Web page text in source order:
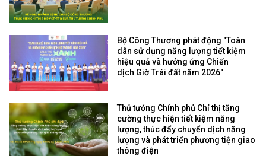
Bộ Công Thương phát động "Toàn
dân sử dụng năng lượng tiết kiệm
hiệu quả và hưởng ứng Chiến
dịch Giờ Trái đất năm 2026"
Thủ tướng Chính phủ Chỉ thị tăng
cường thực hiện tiết kiệm năng
lượng, thúc đẩy chuyển dịch năng
lượng và phát triển phương tiện giao
thông điện